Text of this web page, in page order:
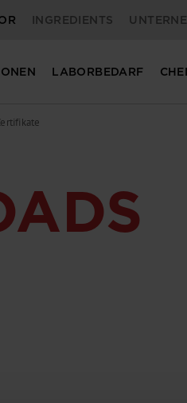
INGREDIENTS
LABORBEDARF